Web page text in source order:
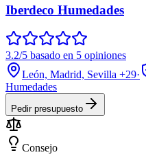
Iberdeco Humedades
3.2/5 basado en 5 opiniones
León, Madrid, Sevilla +29·
Humedades
Pedir presupuesto
Consejo